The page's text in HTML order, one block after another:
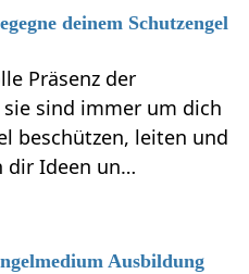
deinem Schutzengel
Präsenz der
sind immer um dich
beschützen, leiten und
dir Ideen un…
Ausbildung